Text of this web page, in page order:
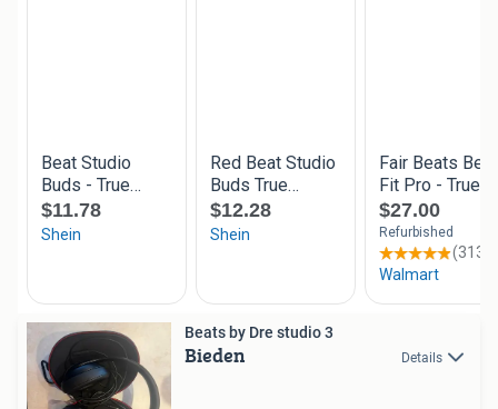
Beats by Dre studio 3
Bieden Details